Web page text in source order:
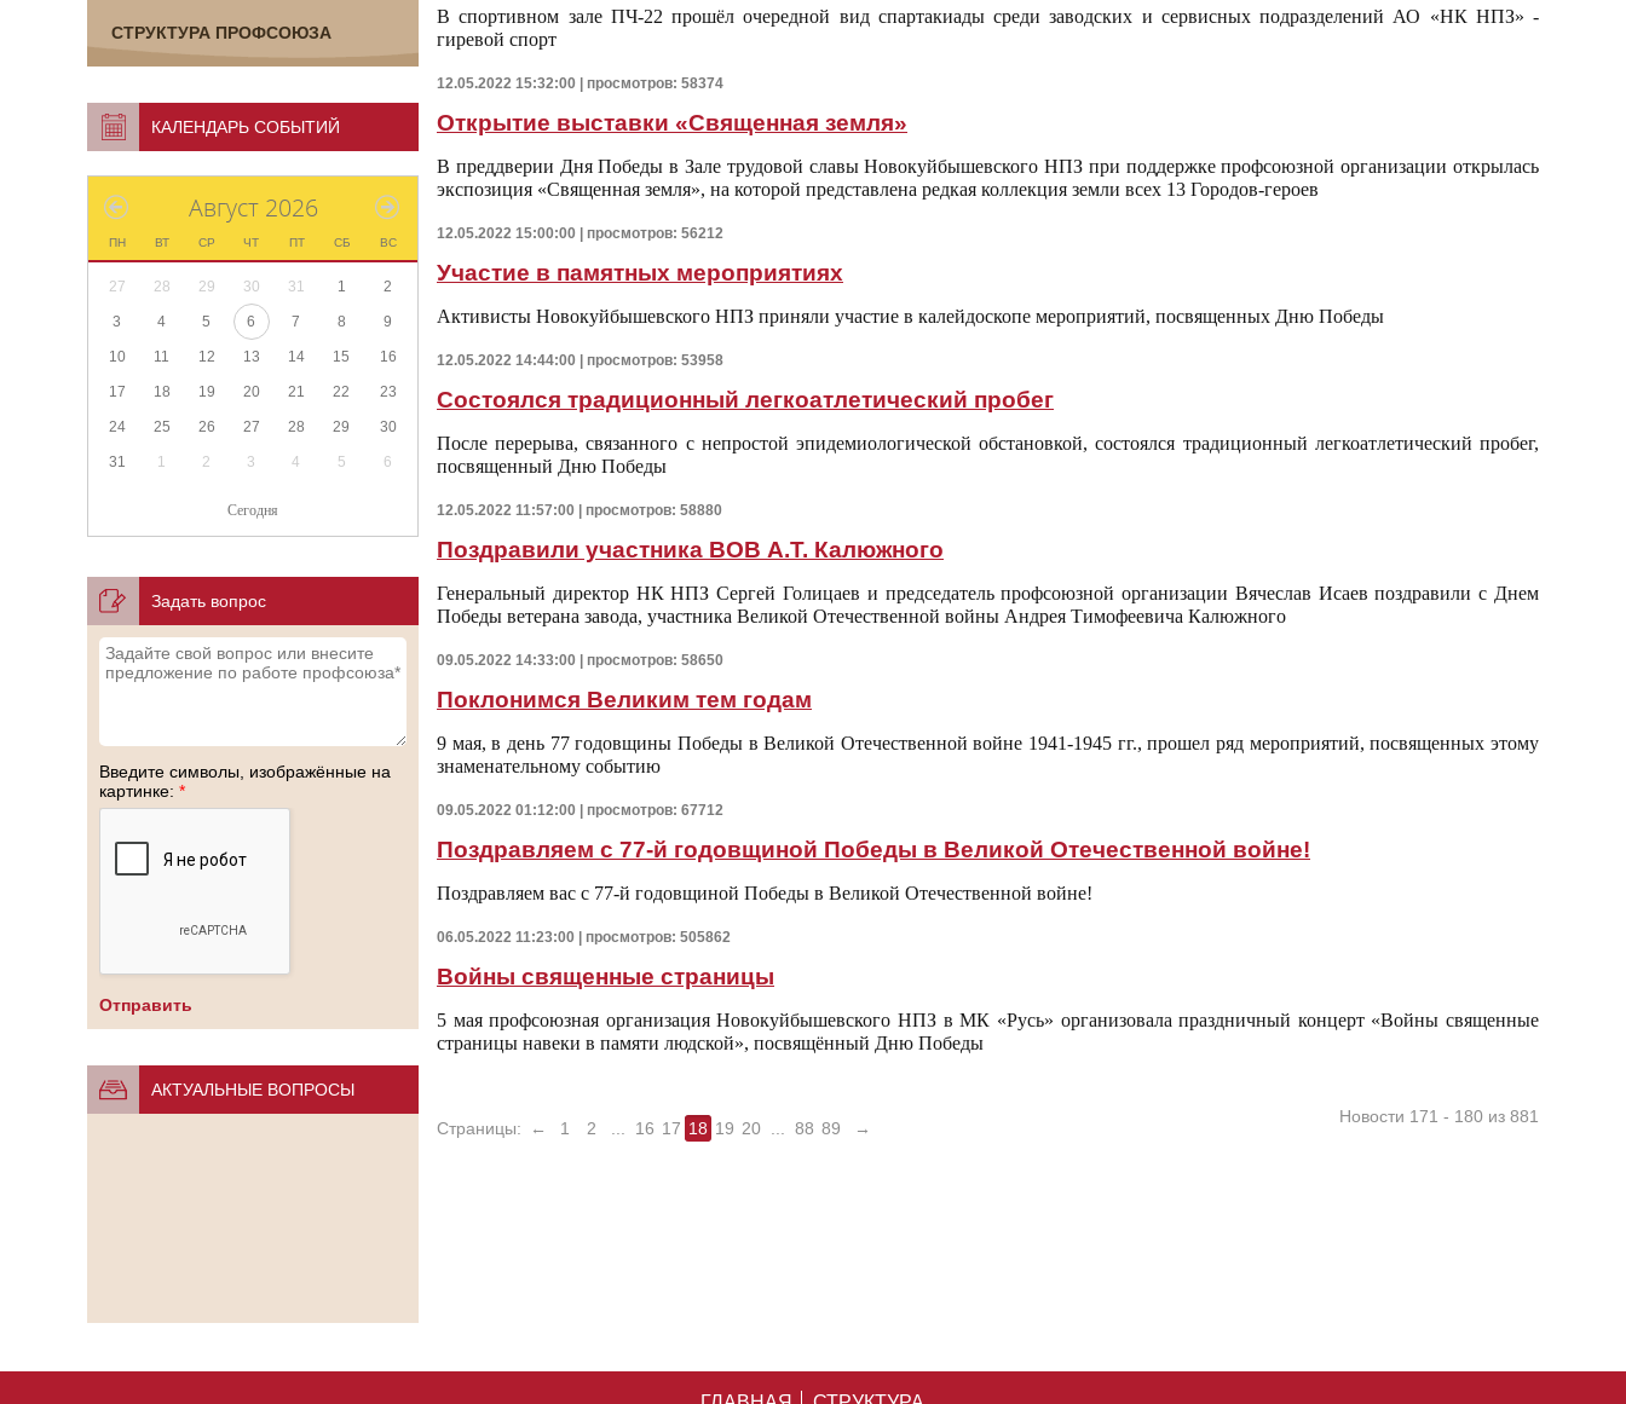
СТРУКТУРА ПРОФСОЮЗА
КАЛЕНДАРЬ СОБЫТИЙ
Август 2026
ПН ВТ СР ЧТ ПТ СБ ВС
27 28 29 30 31 1 2
3 4 5 6 7 8 9
10 11 12 13 14 15 16
17 18 19 20 21 22 23
24 25 26 27 28 29 30
31 1 2 3 4 5 6
Сегодня
Задать вопрос
Введите символы, изображённые на
картинке: *
АКТУАЛЬНЫЕ ВОПРОСЫ
В спортивном зале ПЧ-22 прошёл очередной вид спартакиады среди заводских и сервисных подразделений АО «НК НПЗ» -
гиревой спорт
12.05.2022 15:32:00 | просмотров: 58374
Открытие выставки «Священная земля»
В преддверии Дня Победы в Зале трудовой славы Новокуйбышевского НПЗ при поддержке профсоюзной организации открылась
экспозиция «Священная земля», на которой представлена редкая коллекция земли всех 13 Городов-героев
12.05.2022 15:00:00 | просмотров: 56212
Участие в памятных мероприятиях
Активисты Новокуйбышевского НПЗ приняли участие в калейдоскопе мероприятий, посвященных Дню Победы
12.05.2022 14:44:00 | просмотров: 53958
Состоялся традиционный легкоатлетический пробег
После перерыва, связанного с непростой эпидемиологической обстановкой, состоялся традиционный легкоатлетический пробег,
посвященный Дню Победы
12.05.2022 11:57:00 | просмотров: 58880
Поздравили участника ВОВ А.Т. Калюжного
Генеральный директор НК НПЗ Сергей Голицаев и председатель профсоюзной организации Вячеслав Исаев поздравили с Днем
Победы ветерана завода, участника Великой Отечественной войны Андрея Тимофеевича Калюжного
09.05.2022 14:33:00 | просмотров: 58650
Поклонимся Великим тем годам
9 мая, в день 77 годовщины Победы в Великой Отечественной войне 1941-1945 гг., прошел ряд мероприятий, посвященных этому
знаменательному событию
09.05.2022 01:12:00 | просмотров: 67712
Поздравляем с 77-й годовщиной Победы в Великой Отечественной войне!
Поздравляем вас с 77-й годовщиной Победы в Великой Отечественной войне!
06.05.2022 11:23:00 | просмотров: 505862
Войны священные страницы
5 мая профсоюзная организация Новокуйбышевского НПЗ в МК «Русь» организовала праздничный концерт «Войны священные
страницы навеки в памяти людской», посвящённый Дню Победы
Новости 171 - 180 из 881
Страницы: ← 1 2 16 17 18 19 20 88 89 →